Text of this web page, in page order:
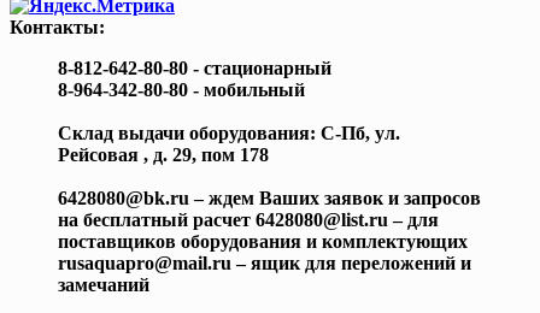
Контакты:
8-812-642-80-80 - стационарный
8-964-342-80-80 - мобильный
Склад выдачи оборудования: С-Пб, ул.
Рейсовая , д. 29, пом 178
6428080@bk.ru – ждем Ваших заявок и запросов
на бесплатный расчет 6428080@list.ru – для
поставщиков оборудования и комплектующих
rusaquapro@mail.ru – ящик для переложений и
замечаний